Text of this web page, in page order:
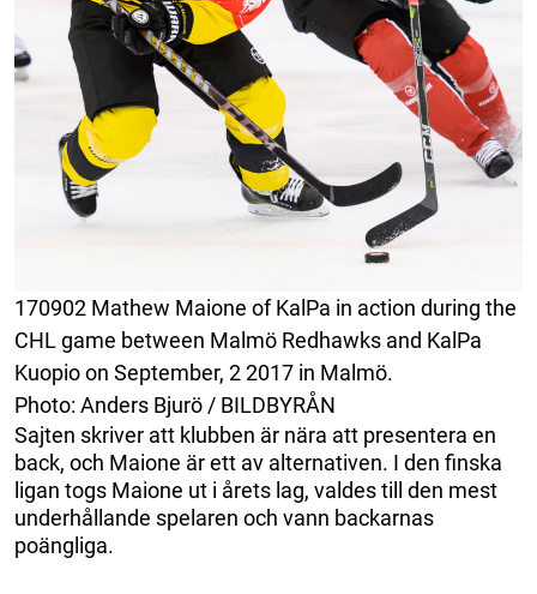
170902 Mathew Maione of KalPa in action during the
CHL game between Malmö Redhawks and KalPa
Kuopio on September, 2 2017 in Malmö.
Photo: Anders Bjurö / BILDBYRÅN
Sajten skriver att klubben är nära att presentera en
back, och Maione är ett av alternativen. I den finska
ligan togs Maione ut i årets lag, valdes till den mest
underhållande spelaren och vann backarnas
poängliga.